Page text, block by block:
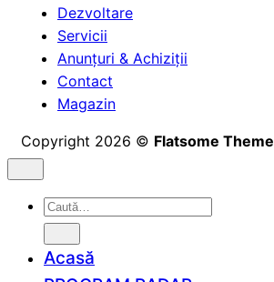
Dezvoltare
Servicii
Anunțuri & Achiziții
Contact
Magazin
Copyright 2026 © Flatsome Theme
Caută
după:
Acasă